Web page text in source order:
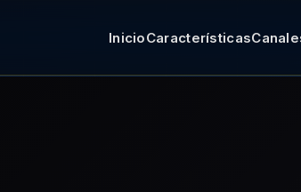
InicioCaracterísticas